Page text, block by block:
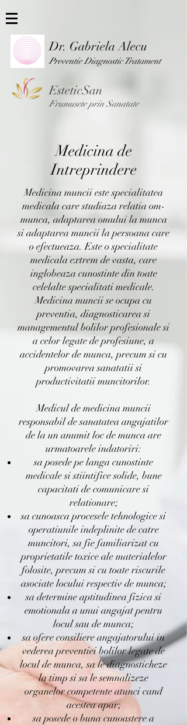
Dr. Gabriela Alecu
Preventie Diagnostic Tratament
EsteticSan
Frumusete prin Sanatate
Medicina de
Intreprindere
Medicina muncii este specialitatea
medicala care studiaza relatia om-
munca, adaptarea omului la munca
si adaptarea muncii la persoana care
o efectueaza. Este o specialitate
medicala extrem de vasta, care
inglobeaza cunostinte din toate
celelalte specialitati medicale.
Medicina muncii se ocupa cu
preventia, diagnosticarea si
managementul bolilor profesionale si
a celor legate de profesiune, a
accidentelor de munca, precum si cu
promovarea sanatatii si
productivitatii muncitorilor.
Medicul de medicina muncii
responsabil de sanatatea angajatilor
de la un anumit loc de munca are
urmatoarele indatoriri:
sa posede pe langa cunostinte
medicale si stiintifice solide, bune
capacitati de comunicare si
relationare;
sa cunoasca procesele tehnologice si
operatiunile indeplinite de catre
muncitori, sa fie familiarizat cu
proprietatile toxice ale materialelor
folosite, precum si cu toate riscurile
asociate locului respectiv de munca;
sa determine aptitudinea fizica si
emotionala a unui angajat pentru
locul sau de munca;
sa ofere consiliere angajatorului in
vederea preventiei bolilor legate de
locul de munca, sa le diagnosticheze
la timp si sa le semnalizeze
organelor competente atunci cand
acestea apar;
sa posede o buna cunoastere a